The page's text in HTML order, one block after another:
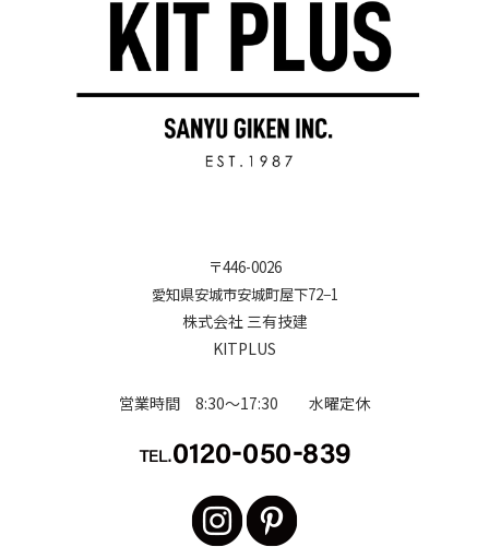
〒446-0026
愛知県安城市安城町屋下72−1
株式会社 三有技建
KITPLUS
営業時間 8:30～17:30 水曜定休